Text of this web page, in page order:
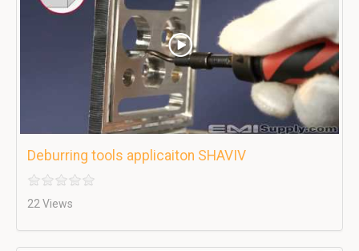
Deburring tools applicaiton SHAVIV
22 Views